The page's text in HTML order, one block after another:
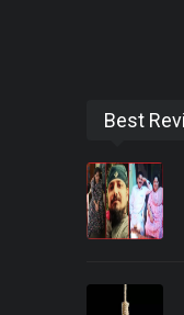
Best